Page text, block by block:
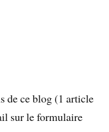
de ce blog (1 article
sur le formulaire